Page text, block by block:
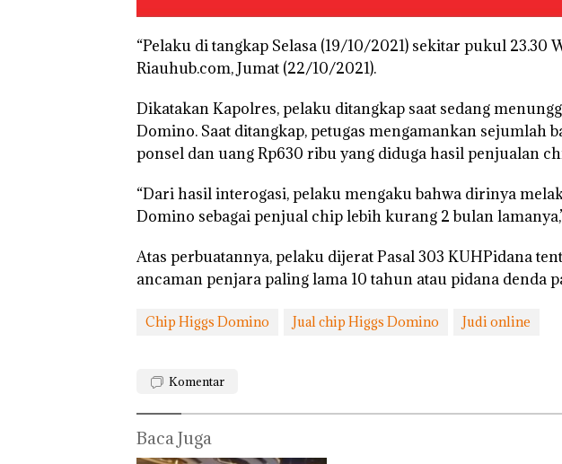
“Pelaku di tangkap Selasa (19/10/2021) sekitar pukul 23.30
Riauhub.com, Jumat (22/10/2021).
Dikatakan Kapolres, pelaku ditangkap saat sedang
Domino. Saat ditangkap, petugas mengamankan sejumlah
ponsel dan uang Rp630 ribu yang diduga hasil penjualan
“Dari hasil interogasi, pelaku mengaku bahwa dirinya
Domino sebagai penjual chip lebih kurang 2 bulan
Atas perbuatannya, pelaku dijerat Pasal 303 KUHPidana
ancaman penjara paling lama 10 tahun atau pidana denda
Chip Higgs Domino Jual chip Higgs Domino Judi online
Komentar
Baca Juga